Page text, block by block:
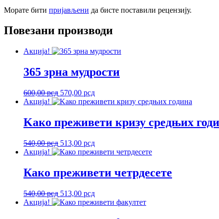
Морате бити пријављени да бисте поставили рецензију.
Повезани производи
Акција!
365 зрна мудрости
600,00рсд Оригинална
цена
600,00 рсд.
570,00 рсдТренутна
цена
Акција!
Kако преживети кризу средњих
540,00рсд Оригинална
цена
540,00 рсд.
513,00 рсдТренутна
цена
Акција!
Како преживети четрдесете
540,00рсд Оригинална
цена
513,00 рсдТренутна
цена
Акција!